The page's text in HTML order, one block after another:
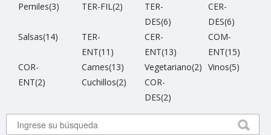
Perniles(3)
TER-FIL(2)
TER-
DES(6)
CER-
DES(6)
Salsas(14)
TER-
ENT(11)
CER-
ENT(13)
COM-
ENT(15)
COR-
ENT(2)
Carnes(13) Vegetariano(2) Vinos(5)
Cuchillos(2)
COR-
DES(2)